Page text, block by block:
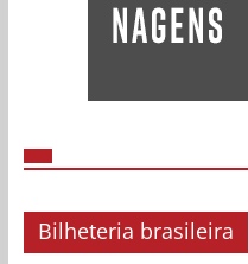
Bilheteria brasileira